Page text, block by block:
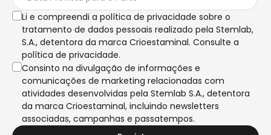
Li e compreendi a política de privacidade sobre o
tratamento de dados pessoais realizado pela Stemlab,
S.A., detentora da marca Crioestaminal. Consulte a
política de privacidade.
Consinto na divulgação de informações e
comunicações de marketing relacionadas com
atividades desenvolvidas pela Stemlab S.A., detentora
da marca Crioestaminal, incluindo newsletters
associadas, campanhas e passatempos.